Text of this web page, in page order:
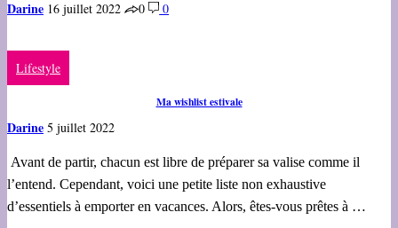
Darine 16 juillet 2022 0 0
Lifestyle
Ma wishlist estivale
Darine 5 juillet 2022
Avant de partir, chacun est libre de préparer sa valise comme il
l’entend. Cependant, voici une petite liste non exhaustive
d’essentiels à emporter en vacances. Alors, êtes-vous prêtes à …